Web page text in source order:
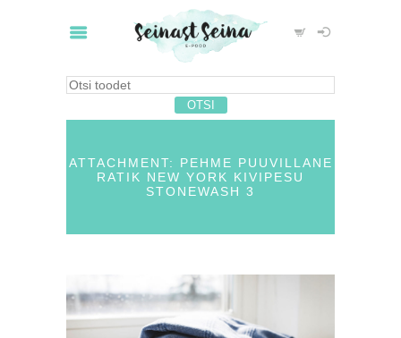
ATTACHMENT: PEHME PUUVILLANE
RATIK NEW YORK KIVIPESU
STONEWASH 3